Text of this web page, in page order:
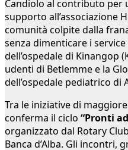
Candiolo al contributo per
supporto all’associazione
comunità colpite dalla
senza dimenticare i
dell’ospedale di Kinangop
udenti di Betlemme e la
dell’ospedale pediatrico di
Tra le iniziative di
conferma il ciclo “Pronti
organizzato dal Rotary
Banca d’Alba. Gli incontri,